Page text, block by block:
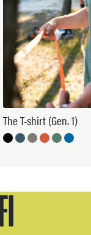
The T-shirt (Gen. 1)